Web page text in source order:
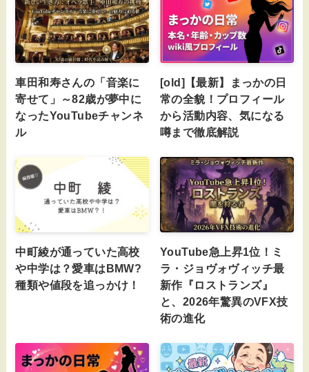
車田和寿さんの「音楽に
寄せて」～82歳が夢中に
なったYouTubeチャンネ
ル
[old]【最新】まっかの日
常の全貌！プロフィール
から活動内容、気になる
噂まで徹底解説
中町綾が通っていた高校
や中学は？愛車はBMW?
種類や値段を追っかけ！
YouTube急上昇1位！ミ
ラ・ジョヴォヴィッチ最
新作『ロストランズ』
と、2026年驚異のVFX技
術の進化